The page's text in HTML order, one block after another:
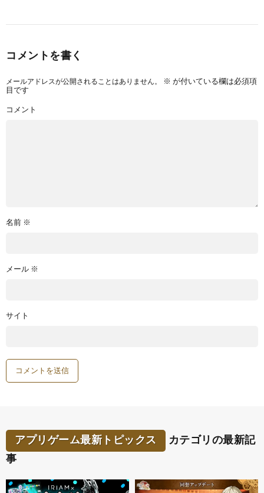
コメントを書く
メールアドレスが公開されることはありません。 ※ が付いている欄は必須項
目です
コメント
名前 ※
メール ※
サイト
アプリゲーム最新トピックス
カテゴリの最新記
事